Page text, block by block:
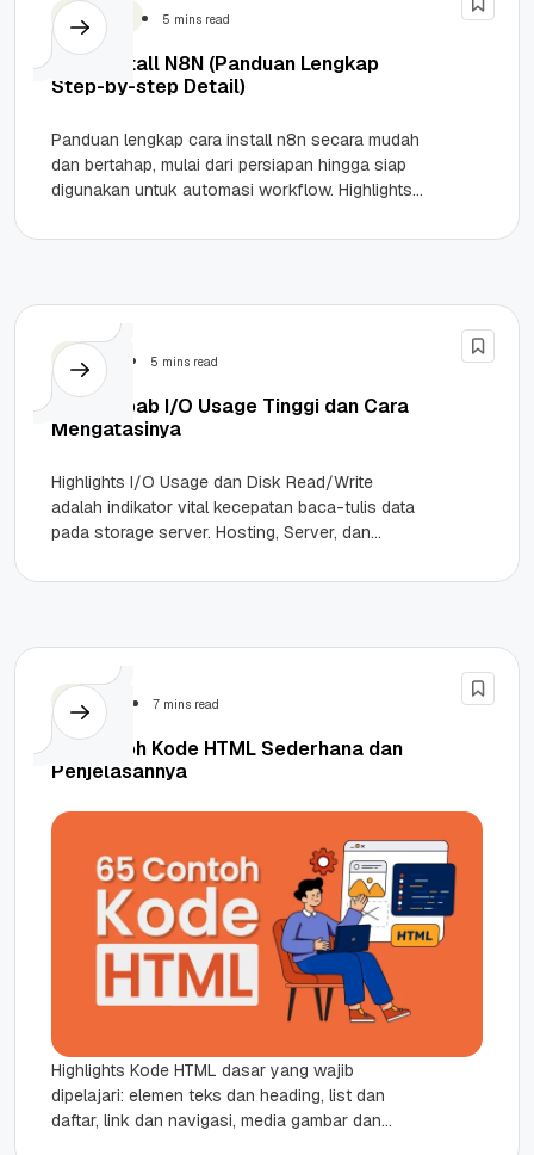
Teknologi 5 mins read
Cara Install N8N (Panduan Lengkap
Step-by-step Detail)
Panduan lengkap cara install n8n secara mudah
dan bertahap, mulai dari persiapan hingga siap
digunakan untuk automasi workflow. Highlights
source...
Hosting 5 mins read
7 Penyebab I/O Usage Tinggi dan Cara
Mengatasinya
Highlights I/O Usage dan Disk Read/Write
adalah indikator vital kecepatan baca-tulis data
pada storage server. Hosting, Server, dan
resource khusus untuk...
Website 7 mins read
65 Contoh Kode HTML Sederhana dan
Penjelasannya
Highlights Kode HTML dasar yang wajib
dipelajari: elemen teks dan heading, list dan
daftar, link dan navigasi, media gambar dan